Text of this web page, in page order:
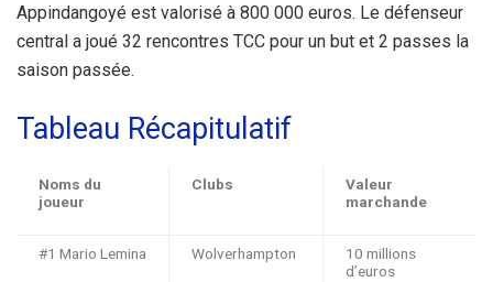
Appindangoyé est valorisé à 800 000 euros. Le défenseur
central a joué 32 rencontres TCC pour un but et 2 passes la
saison passée.
Tableau Récapitulatif
Noms du
joueur
Clubs
Valeur
marchande
#1 Mario Lemina Wolverhampton
10 millions
d’euros